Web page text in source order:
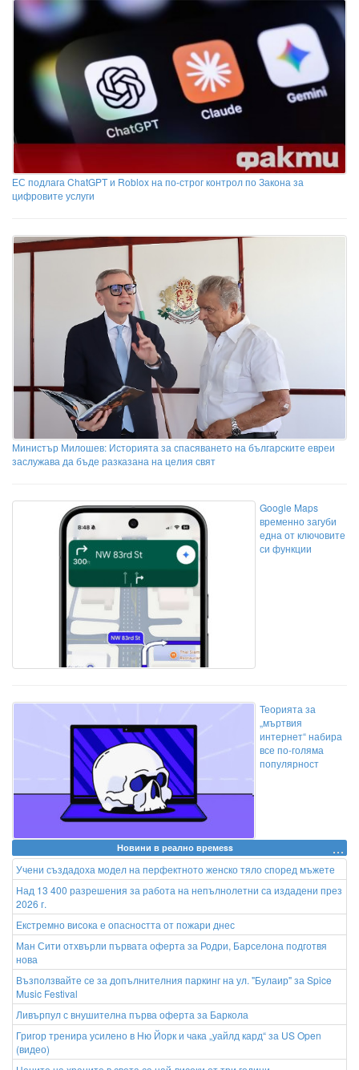
ЕС подлага ChatGPT и Roblox на по-строг контрол по Закона за
цифровите услуги
Министър Милошев: Историята за спасяването на българските евреи
заслужава да бъде разказана на целия свят
Google Maps
временно загуби
една от ключовите
си функции
Теорията за
„мъртвия
интернет“ набира
все по-голяма
популярност
Новини в реално времеss
Учени създадоха модел на перфектното женско тяло според мъжете
Над 13 400 разрешения за работа на непълнолетни са издадени през
2026 г.
Екстремно висока е опасността от пожари днес
Ман Сити отхвърли първата оферта за Родри, Барселона подготвя
нова
Възползвайте се за допълнителния паркинг на ул. "Булаир" за Spice
Music Festival
Ливърпул с внушителна първа оферта за Баркола
Григор тренира усилено в Ню Йорк и чака „уайлд кард“ за US Open
(видео)